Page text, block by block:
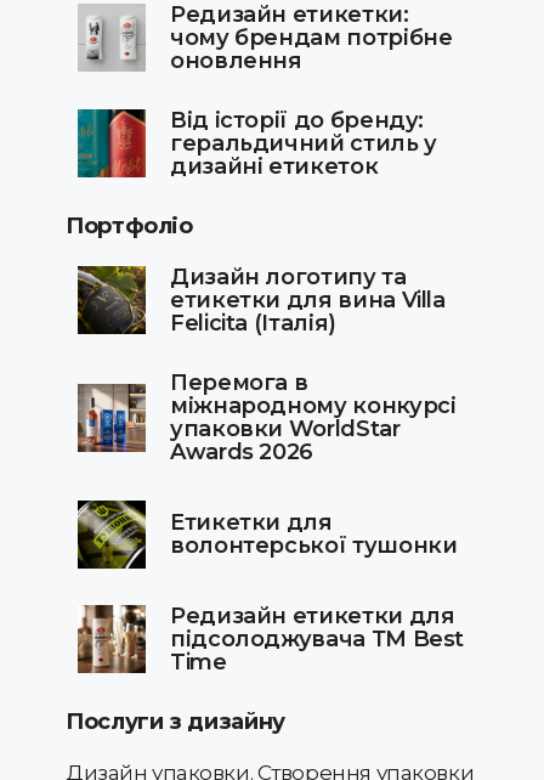
Редизайн етикетки:
чому брендам потрібне
оновлення
Від історії до бренду:
геральдичний стиль у
дизайні етикеток
Портфоліо
Дизайн логотипу та
етикетки для вина Villa
Felicita (Італія)
Перемога в
міжнародному конкурсі
упаковки WorldStar
Awards 2026
Етикетки для
волонтерської тушонки
Редизайн етикетки для
підсолоджувача ТМ Best
Time
Послуги з дизайну
Дизайн упаковки. Створення упаковки